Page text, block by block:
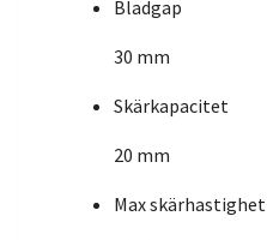
Bladgap
30 mm
Skärkapacitet
20 mm
Max skärhastighet